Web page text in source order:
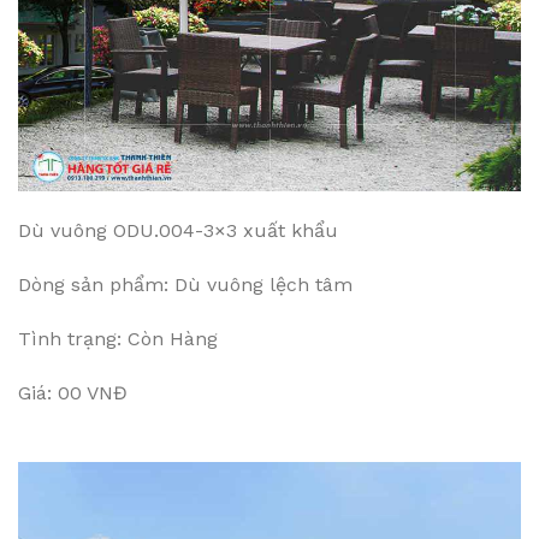
Dù vuông ODU.004-3×3 xuất khẩu
Dòng sản phẩm: Dù vuông lệch tâm
Tình trạng: Còn Hàng
Giá: 00 VNĐ